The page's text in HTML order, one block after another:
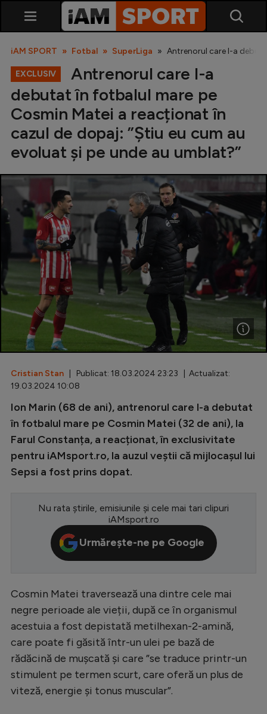
SuperLiga
Liga 2
Cupa României
Echipa Națională
U21
Fotbal feminin
Special
Inedit
Clasamente
Champions League
Europa League
Conference League
Premier League
Serie A
Ligue 1
Campionate
Starurile fotbalului
EURO 2024
Stranieri
iAM SPORT Fotbal SuperLiga Antrenorul care l-a
EXCLUSIV
Antrenorul care l-a
debutat în fotbalul mare pe
Cosmin Matei a reacționat în
cazul de dopaj: ”Știu eu cum au
evoluat și pe unde au umblat?”
Cristian Stan | Publicat: 18.03.2024 23:23 | Actualizat:
19.03.2024 10:08
Ion Marin (68 de ani), antrenorul care l-a debutat
în fotbalul mare pe Cosmin Matei (32 de ani), la
Farul Constanța, a reacționat, în exclusivitate
pentru iAMsport.ro, la auzul veștii că mijlocașul lui
Sepsi a fost prins dopat.
Nu rata știrile, emisiunile și cele mai tari clipuri
iAMsport.ro
Urmărește-ne pe Google
Cosmin Matei traversează una dintre cele mai
negre perioade ale vieții, după ce în organismul
acestuia a fost depistată metilhexan-2-amină,
care poate fi găsită într-un ulei pe bază de
rădăcină de mușcată și care ”se traduce printr-un
stimulent pe termen scurt, care oferă un plus de
viteză, energie și tonus muscular”.